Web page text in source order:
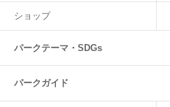
ショップ
パークテーマ・SDGs
パークガイド